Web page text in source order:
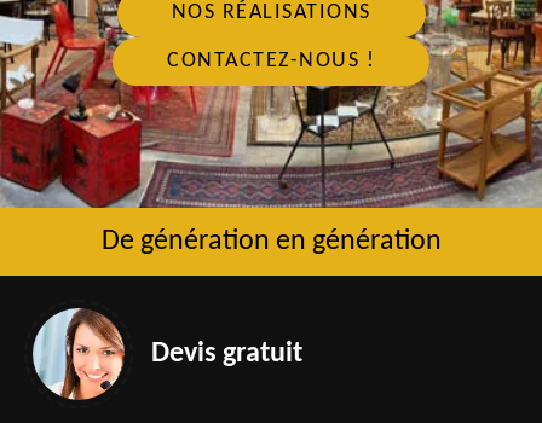
NOS RÉALISATIONS
CONTACTEZ-NOUS !
De génération en génération
Devis gratuit